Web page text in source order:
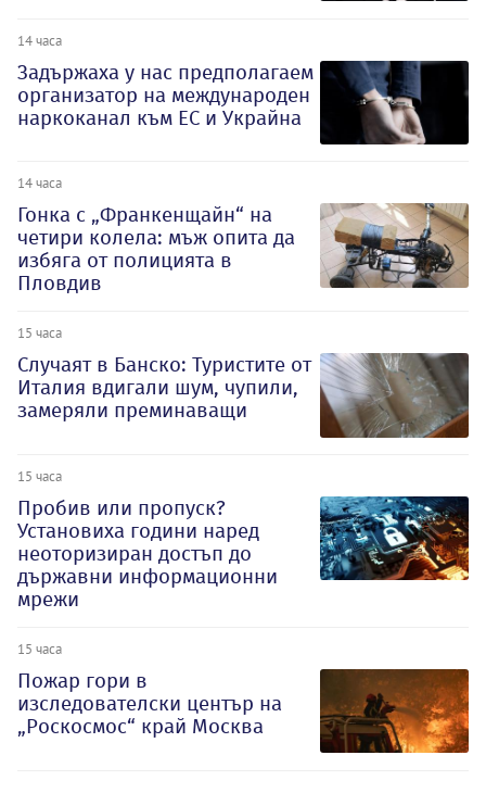
14 часа
Задържаха у нас предполагаем
организатор на международен
наркоканал към ЕС и Украйна
14 часа
Гонка с „Франкенщайн“ на
четири колела: мъж опита да
избяга от полицията в
Пловдив
15 часа
Случаят в Банско: Туристите от
Италия вдигали шум, чупили,
замеряли преминаващи
15 часа
Пробив или пропуск?
Установиха години наред
неоторизиран достъп до
държавни информационни
мрежи
15 часа
Пожар гори в
изследователски център на
„Роскосмос“ край Москва